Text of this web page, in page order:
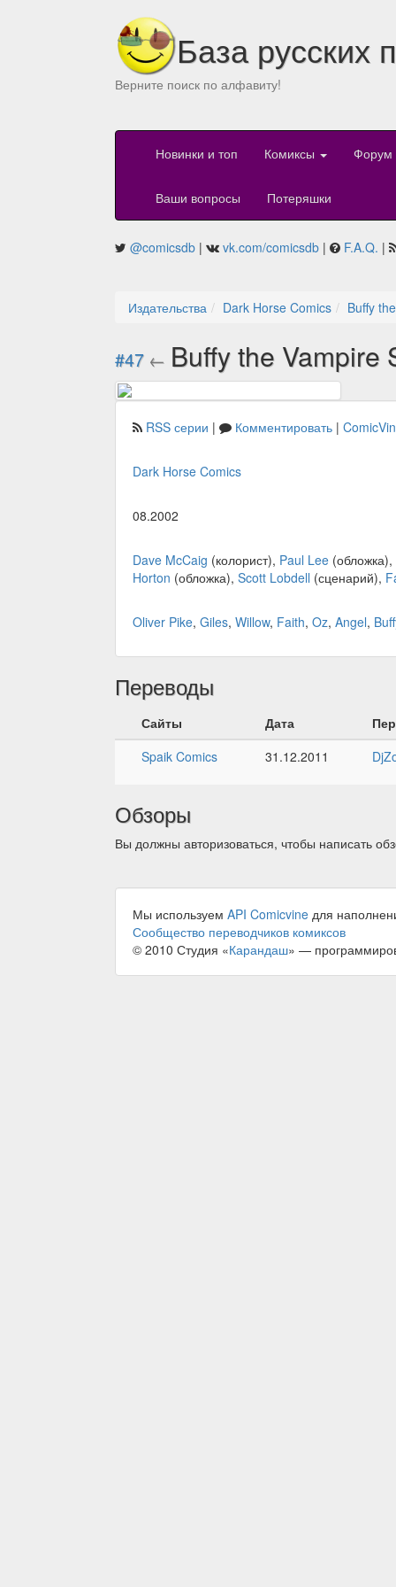
База русских
Верните поиск по алфавиту!
Новинки и топ Комиксы Форум
Ваши вопросы Потеряшки
@comicsdb | vk.com/comicsdb | F.A.Q. |
Издательства Dark Horse Comics Buffy
#47 ← Buffy the
RSS серии | Комментировать |
Dark Horse Comics
08.2002
Dave McCaig (колорист), Paul Lee (обложка),
Horton (обложка), Scott Lobdell (сценарий),
Oliver Pike, Giles, Willow, Faith, Oz, Angel,
Переводы
Сайты Дата
Spaik Comics
31.12.2011
Обзоры
Вы должны авторизоваться, чтобы написать
Мы используем API Comicvine для
Сообщество переводчиков комиксов
© 2010 Студия «Карандаш» —